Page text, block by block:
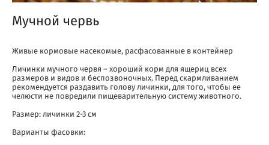
Мучной червь
Живые кормовые насекомые, расфасованные в контейнер
Личинки мучного червя – хороший корм для ящериц всех
размеров и видов и беспозвоночных. Перед скармливанием
рекомендуется раздавить голову личинки, для того, чтобы ее
челюсти не повредили пищеварительную систему животного.
Размер: личинки 2-3 см
Варианты фасовки: